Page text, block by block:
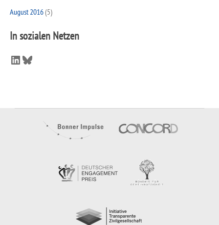
August 2016(5)
In sozialen Netzen
LinkedIn
Bluesky